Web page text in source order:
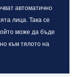
автоматично
лица. Така се
може да бъде
към тялото на